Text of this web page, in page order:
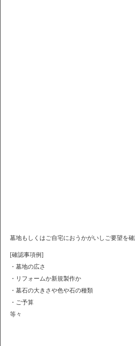
墓地もしくはご自宅におうかがいしご要望を確
[確認事項例]
・墓地の広さ
・リフォームか新規製作か
・墓石の大きさや色や石の種類
・ご予算
等々